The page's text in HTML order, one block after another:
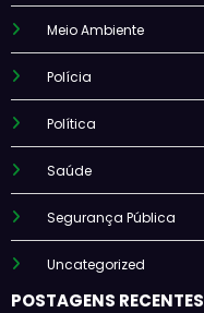
Meio Ambiente
Polícia
Política
Saúde
Segurança Pública
Uncategorized
POSTAGENS RECENTES